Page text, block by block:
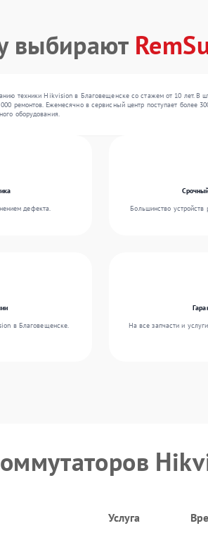
выбирают
техники Hikvision в Благовещенске со стажем от 10 лет. В
ремонтов. Ежемесячно в сервисный центр поступает более
оборудования.
дефекта.
Большинство устройств
в Благовещенске.
На все запчасти и
Услуга